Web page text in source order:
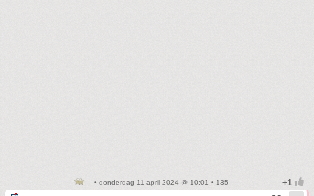
• donderdag 11 april 2024 @ 10:01 • 135